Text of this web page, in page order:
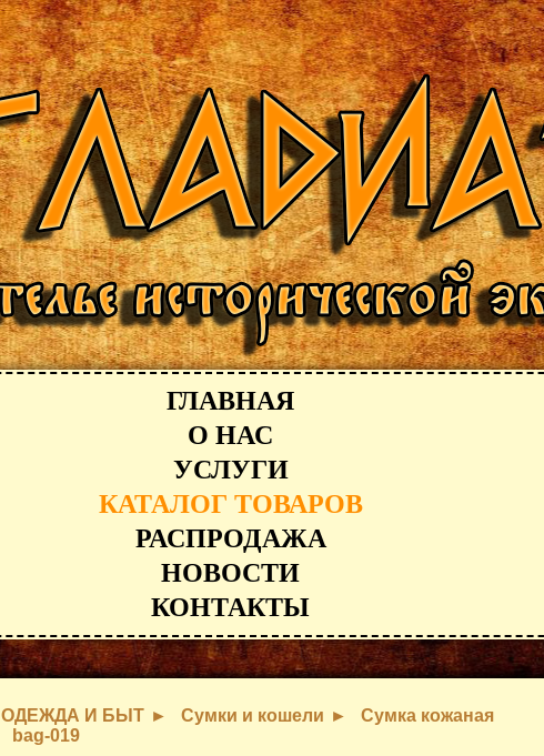
ГЛАВНАЯ
О НАС
УСЛУГИ
КАТАЛОГ ТОВАРОВ
РАСПРОДАЖА
НОВОСТИ
КОНТАКТЫ
ОДЕЖДА И БЫТ Сумки и кошели
Сумка кожаная
bag-019